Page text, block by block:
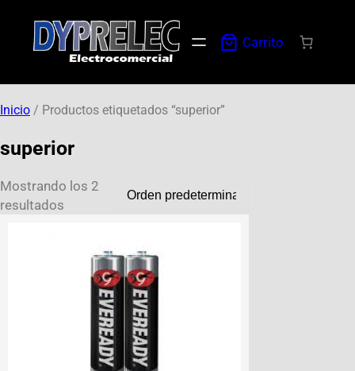
Carrito
Inicio / Productos etiquetados “superior”
superior
Mostrando los 2
resultados